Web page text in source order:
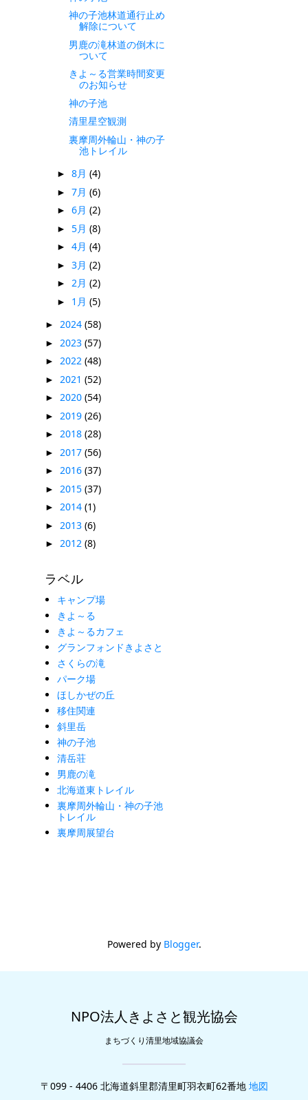
神の子池林道通行止め
解除について
男鹿の滝林道の倒木に
ついて
きよ～る営業時間変更
のお知らせ
神の子池
清里星空観測
裏摩周外輪山・神の子
池トレイル
► 8月 (4)
► 7月 (6)
► 6月 (2)
► 5月 (8)
► 4月 (4)
► 3月 (2)
► 2月 (2)
► 1月 (5)
► 2024 (58)
► 2023 (57)
► 2022 (48)
► 2021 (52)
► 2020 (54)
► 2019 (26)
► 2018 (28)
► 2017 (56)
► 2016 (37)
► 2015 (37)
► 2014 (1)
► 2013 (6)
► 2012 (8)
ラベル
キャンプ場
きよ～る
きよ～るカフェ
グランフォンドきよさと
さくらの滝
パーク場
ほしかぜの丘
移住関連
斜里岳
神の子池
清岳荘
男鹿の滝
北海道東トレイル
裏摩周外輪山・神の子池
トレイル
裏摩周展望台
Powered by Blogger.
NPO法人きよさと観光協会
まちづくり清里地域協議会
〒099 - 4406 北海道斜里郡清里町羽衣町62番地 地図